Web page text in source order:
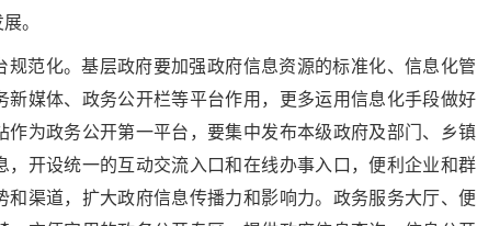
。
规范化。基层政府要加强政府信息资源的标准化、信息化管
新媒体、政务公开栏等平台作用，更多运用信息化手段做好
作为政务公开第一平台，要集中发布本级政府及部门、乡镇
，开设统一的互动交流入口和在线办事入口，便利企业和群
和渠道，扩大政府信息传播力和影响力。政务服务大厅、便